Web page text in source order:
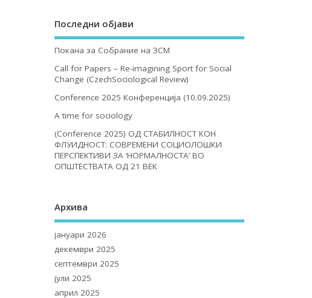
Последни објави
Покана за Собрание на ЗСМ
Call for Papers – Re-imagining Sport for Social
Change (CzechSociological Review)
Conference 2025 Конференција (10.09.2025)
A time for sociology
(Conference 2025) ОД СТАБИЛНОСТ КОН
ФЛУИДНОСТ: СОВРЕМЕНИ СОЦИОЛОШКИ
ПЕРСПЕКТИВИ ЗА ‘НОРМАЛНОСТА’ ВО
ОПШТЕСТВАТА ОД 21 ВЕК
Архива
јануари 2026
декември 2025
септември 2025
јули 2025
април 2025